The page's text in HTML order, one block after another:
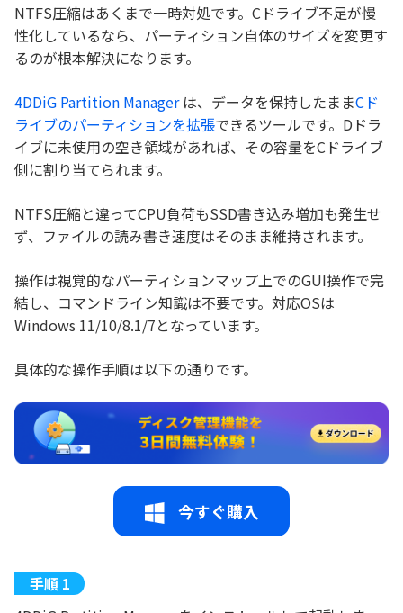
NTFS圧縮はあくまで一時対処です。Cドライブ不足が慢
性化しているなら、パーティション自体のサイズを変更す
るのが根本解決になります。
4DDiG Partition Managerは、データを保持したままCド
ライブのパーティションを拡張できるツールです。Dドラ
イブに未使用の空き領域があれば、その容量をCドライブ
側に割り当てられます。
NTFS圧縮と違ってCPU負荷もSSD書き込み増加も発生せ
ず、ファイルの読み書き速度はそのまま維持されます。
操作は視覚的なパーティションマップ上でのGUI操作で完
結し、コマンドライン知識は不要です。対応OSは
Windows 11/10/8.1/7となっています。
具体的な操作手順は以下の通りです。
今すぐ購入